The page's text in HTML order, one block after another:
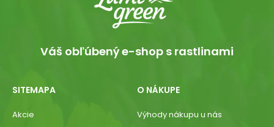
Váš obľúbený e-shop s rastlinami
SITEMAPA
Akcie
O NÁKUPE
Výhody nákupu u nás